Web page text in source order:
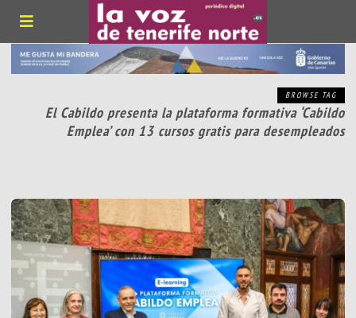
BROWSE TAG
El Cabildo presenta la plataforma formativa ‘Cabildo
Emplea’ con 13 cursos gratis para desempleados